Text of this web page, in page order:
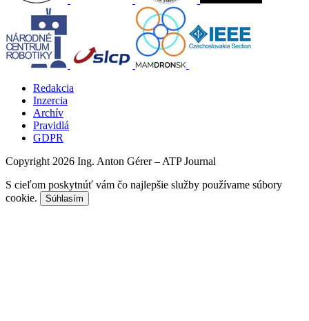
Redakcia
Inzercia
Archív
Pravidlá
GDPR
Copyright 2026 Ing. Anton Gérer – ATP Journal
S cieľom poskytnúť vám čo najlepšie služby používame súbory
cookie.
Súhlasím